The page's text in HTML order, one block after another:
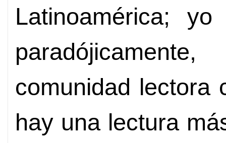
Latinoamérica;
comunidad lectora
hay una lectura